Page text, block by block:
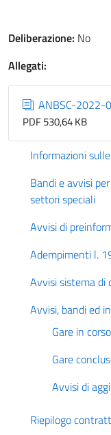
Deliberazione: No
Allegati:
ANBSC-2022-
PDF 530,64 KB
Informazioni
Bandi e avvisi
settori speciali
Avvisi di
Adempimenti l.
Avvisi sistema di
Avvisi, bandi ed
Gare in corso
Gare
Avvisi di
Riepilogo